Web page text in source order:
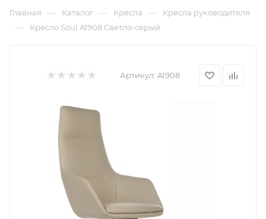
Главная — Каталог — Кресла — Кресла руководителя
— Кресло Soul A1908 Светло-серый
Артикул: A1908